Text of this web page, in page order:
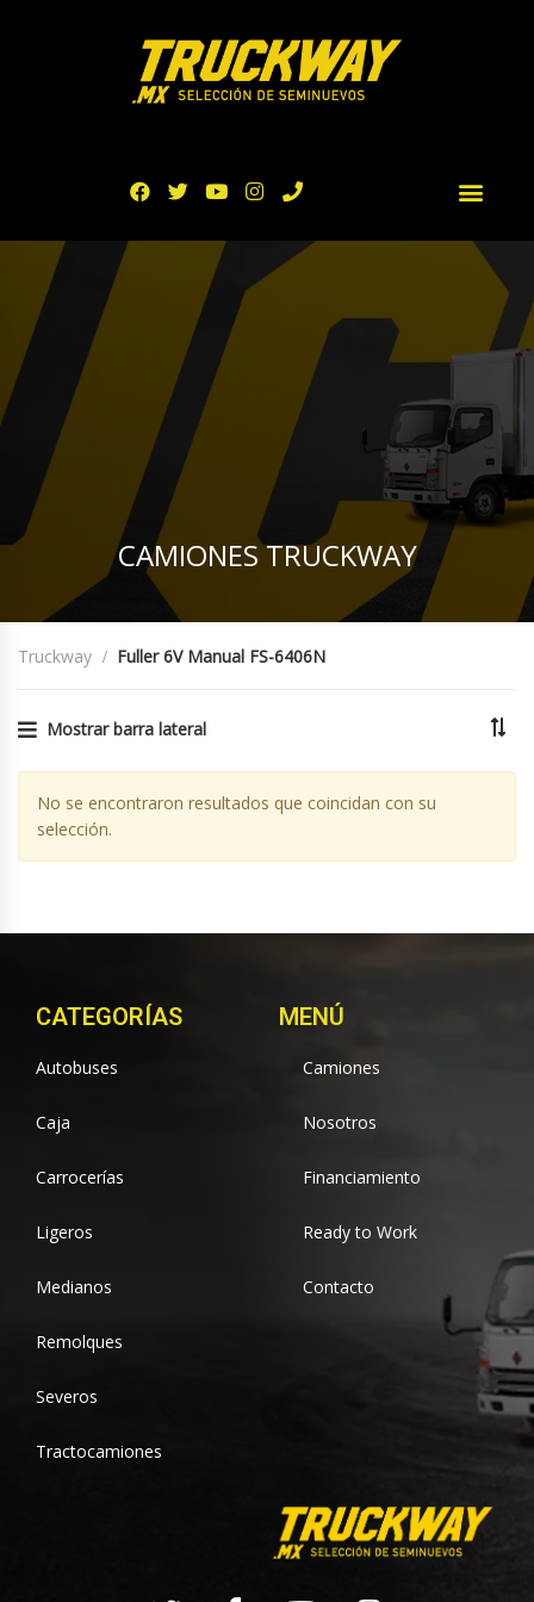
CAMIONES TRUCKWAY
Truckway Fuller 6V Manual FS-6406N
Mostrar barra lateral
No se encontraron resultados que coincidan con su
selección.
CATEGORÍAS
Autobuses
Caja
Carrocerías
Ligeros
Medianos
Remolques
Severos
Tractocamiones
MENÚ
Camiones
Nosotros
Financiamiento
Ready to Work
Contacto